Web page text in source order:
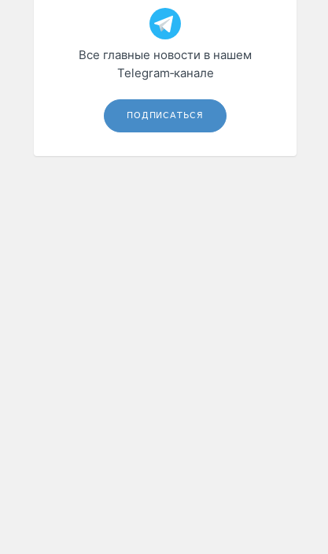
Все главные новости в нашем
Telegram‑канале
ПОДПИСАТЬСЯ